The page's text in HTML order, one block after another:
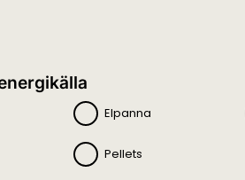
Elpanna
Pellets